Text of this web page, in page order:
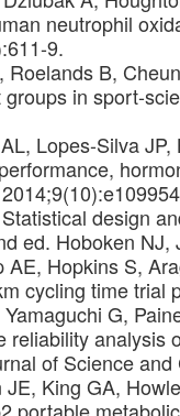
neutrophil
9.
Roelands B,
in sport-
Lopes-Silva
design
ed. Hoboken
AE, Hopkins S,
cycling time trial
G,
reliability analysis
of Science
King GA,
portable